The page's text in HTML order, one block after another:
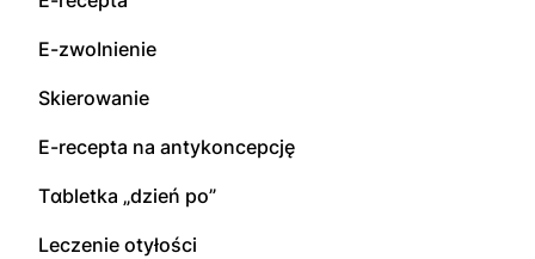
E-zwоInіenіе
Skierowanie
E-rесерta na аntуkоnсерсję
Tɑbletka „dzień po”
Leczenie otyłości